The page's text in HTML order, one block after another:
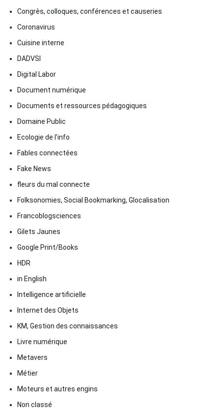
Congrès, colloques, conférences et causeries
Coronavirus
Cuisine interne
DADVSI
Digital Labor
Document numérique
Documents et ressources pédagogiques
Domaine Public
Ecologie de l'info
Fables connectées
Fake News
fleurs du mal connecte
Folksonomies, Social Bookmarking, Glocalisation
Francoblogsciences
Gilets Jaunes
Google Print/Books
HDR
in English
Intelligence artificielle
Internet des Objets
KM, Gestion des connaissances
Livre numérique
Metavers
Métier
Moteurs et autres engins
Non classé